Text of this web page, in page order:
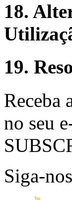
18.
19.
Receba
no seu
Siga-nos